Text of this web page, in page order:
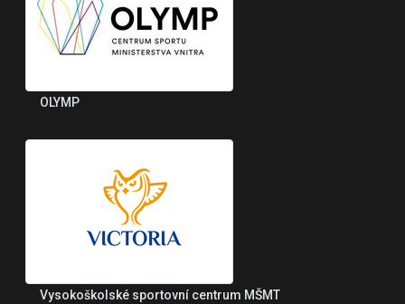
OLYMP
Vysokoškolské sportovní centrum MŠMT